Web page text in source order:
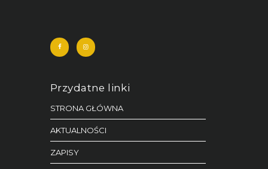
Przydatne linki
STRONA GŁÓWNA
AKTUALNOŚCI
ZAPISY